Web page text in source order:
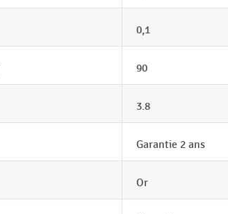
0,1
90
3.8
Garantie 2 ans
Or